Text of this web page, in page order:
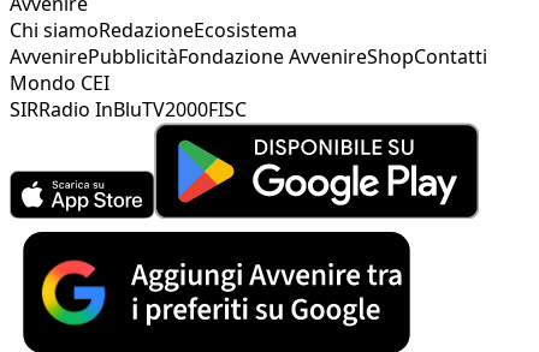
Chi siamoRedazioneEcosistema
AvvenirePubblicitàFondazione AvvenireShopContatti
Mondo CEI
SIRRadio InBluTV2000FISC